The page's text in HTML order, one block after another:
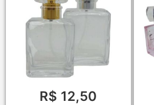
R$ 12,50